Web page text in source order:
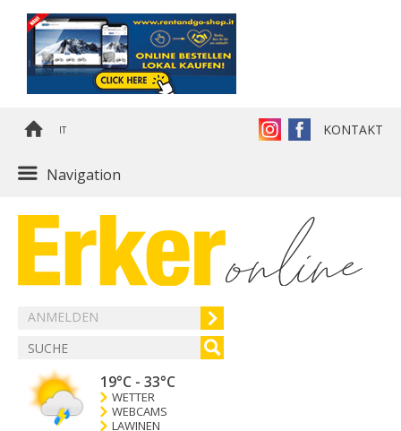
IT KONTAKT
Navigation
ANMELDEN
19°C - 33°C
WETTER
WEBCAMS
LAWINEN